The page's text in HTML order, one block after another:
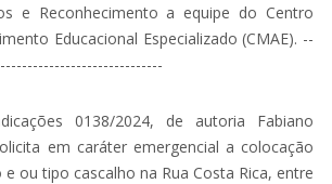
e Reconhecimento a equipe do Centro
Educacional Especializado (CMAE). --
0138/2024, de autoria Fabiano
em caráter emergencial a colocação
ou tipo cascalho na Rua Costa Rica, entre